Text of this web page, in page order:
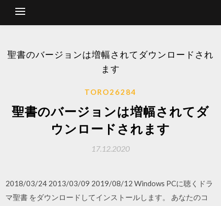
聖書のバージョンは増幅されてダウンロードされ
ます
TORO26284
聖書のバージョンは増幅されてダ
ウンロードされます
17.12.2020
2018/03/24 2013/03/09 2019/08/12 Windows PCに聴くドラ
マ聖書 をダウンロードしてインストールします。 あなたのコ